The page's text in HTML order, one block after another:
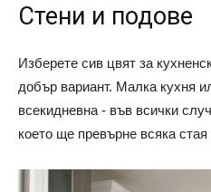
Стени и подове
Изберете сив цвят за
добър вариант. Малка кухня
всекидневна - във всички
което ще превърне всяка